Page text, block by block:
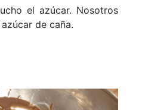
el azúcar. Nosotros
de caña.